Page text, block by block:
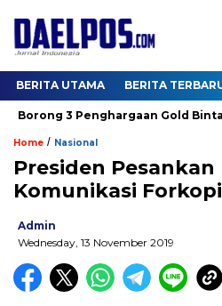
BERITA UTAMA BERITA
Borong 3 Penghargaan Gold Bintang
Home / Nasional
Presiden Pesankan
Komunikasi
Admin
Wednesday, 13 November 2019